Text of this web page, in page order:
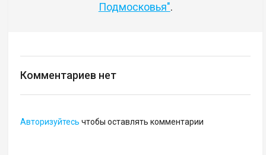
Подмосковья".
Комментариев нет
Авторизуйтесь чтобы оставлять комментарии